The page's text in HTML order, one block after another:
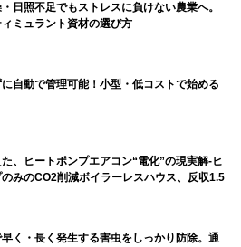
日照不足でもストレスに負けない農業へ。
ミュラント資材の選び方
自動で管理可能！小型・低コストで始める
、ヒートポンプエアコン“電化”の現実解-ヒ
みのCO2削減ボイラーレスハウス、反収1.5
く・長く発生する害虫をしっかり防除。通